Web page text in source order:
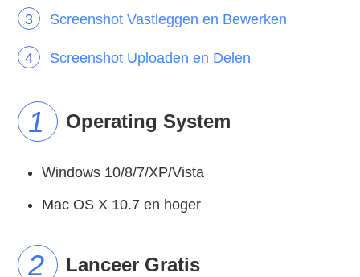
Screenshot Vastleggen en Bewerken
Screenshot Uploaden en Delen
Operating System
Windows 10/8/7/XP/Vista
Mac OS X 10.7 en hoger
Lanceer Gratis